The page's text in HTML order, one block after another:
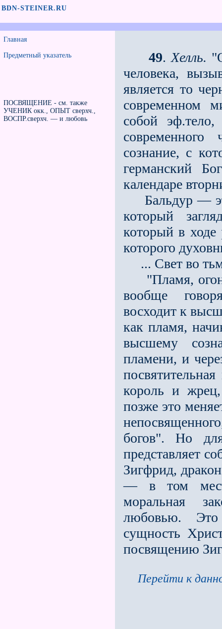
BDN-STEINER.RU
Главная
Предметный указатель
ПОСВЯЩЕНИЕ - см. также
УЧЕНИК окк., ОПЫТ сверхч.,
ВОСПР.сверхч. — и любовь
49. Хелль.
человека,
является то
современном
собой
сознание, с
германский
календаре
Бальдур —
который
который в ходе
которого
... Свет во
"Пламя,
вообще
восходит к
как пламя,
высшему
пламени, и
король и
позже это
богов". Но
представляет
Зигфрид,
— в том
моральная
любовью. Это
сущность
посвящению
Перейти к